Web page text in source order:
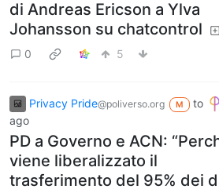
di Andreas Ericson a Ylva
Johansson su chatcontrol
0 5
Privacy Pride@poliverso.org M to
ago
PD a Governo e ACN:
viene liberalizzato il
trasferimento del 95% dei